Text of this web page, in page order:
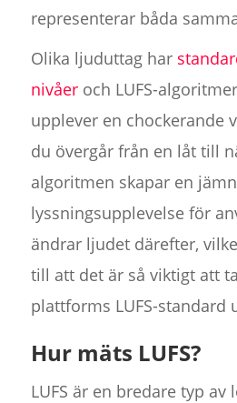
representerar båda
Olika ljuduttag har
nivåeroch LUFS-
upplever en chockerande
du övergår från en låt till
algoritmen skapar en
lyssningsupplevelse för
ändrar ljudet därefter,
till att det är så viktigt att
plattforms LUFS-standard
Hur mäts LUFS?
LUFS är en bredare typ av